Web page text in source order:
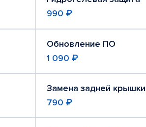
990 ₽
Обновление ПО
1 090 ₽
Замена задней крышки
790 ₽